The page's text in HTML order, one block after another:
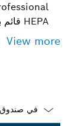
HEPA قائم بذاته
View more